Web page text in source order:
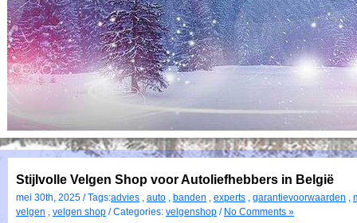
Stijlvolle Velgen Shop voor Autoliefhebbers in België
mei 30th, 2025 / Tags:advies , auto , banden , experts , garantievoorwaarden ,
velgen , velgen shop / Categories: velgenshop / No Comments »